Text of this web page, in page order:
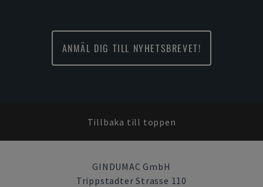
ANMÄL DIG TILL NYHETSBREVET!
Tillbaka till toppen
GINDUMAC GmbH
Trippstadter Strasse 110